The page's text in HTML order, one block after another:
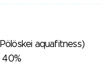
aquafitness)
40%